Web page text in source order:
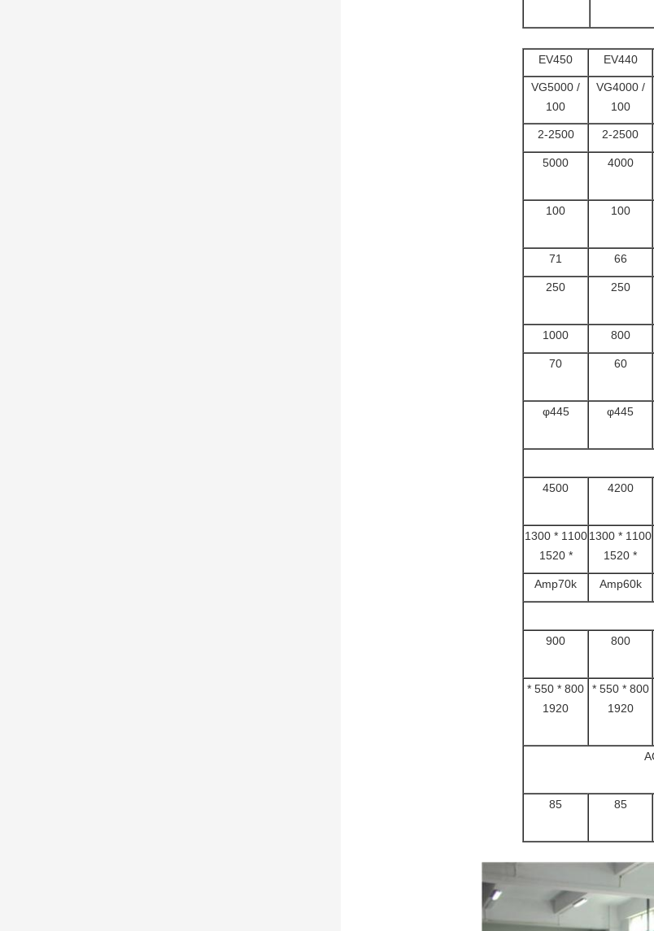
EV440
EV450
VG4000 /
100
VG5000 /
100
2-2500
2-2500
4000
5000
100
100
66
71
250
250
800
1000
60
70
φ445
φ445
4200
4500
1100 * 1300
* 1520
1100 * 1300
* 1520
Amp60k
Amp70k
800
900
800 * 550 *
1920
800 * 550 *
1920
85
85